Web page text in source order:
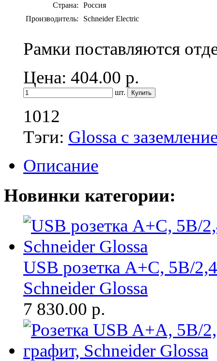
Страна:
Россия
Производитель:
Schneider Electric
Рамки поставляются
Цена: 404.00 р.
шт.
1012
Тэги: Glossa с
Описание
Новинки категории:
USB розетка A+С, 5В/
Schneider Glossa
7 830.00 р.